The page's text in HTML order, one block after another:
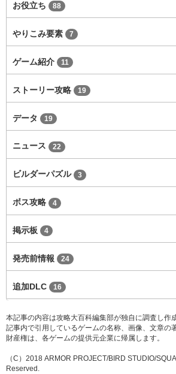
お役立ち 88
やりこみ要素 7
ゲーム紹介 11
ストーリー攻略 19
データ 19
ニュース 22
ビルダーパズル 3
ボス攻略 4
掲示板 4
発売前情報 24
追加DLC 16
本記事の内容は攻略大百科編集部が独自に調査し作
記事内で引用しているゲームの名称、画像、文章の
財産権は、各ゲームの提供元企業に帰属します。
（C）2018 ARMOR PROJECT/BIRD STUDIO/
Reserved.